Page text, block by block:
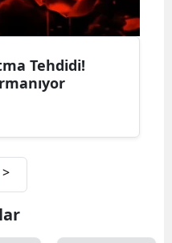
Tehdidi!
>